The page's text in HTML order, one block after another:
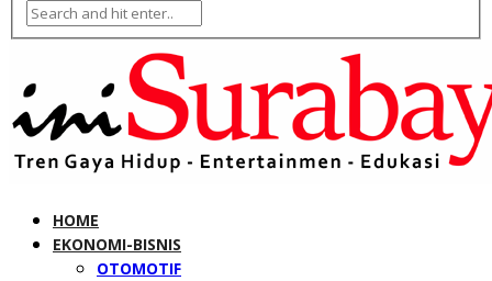
HOME
EKONOMI-BISNIS
OTOMOTIF